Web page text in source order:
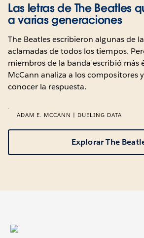
Las letras de The Beatles
a varias generaciones
The Beatles escribieron algunas de
aclamadas de todos los tiempos.
miembros de la banda escribió más
McCann analiza a los compositores
conocer la respuesta.
ADAM E. MCCANN | DUELING DATA
Explorar The